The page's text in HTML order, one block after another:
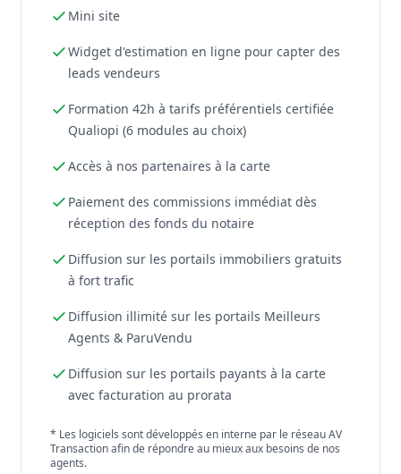
Mini site
Widget d'estimation en ligne pour capter des
leads vendeurs
Formation 42h à tarifs préférentiels certifiée
Qualiopi (6 modules au choix)
Accès à nos partenaires à la carte
Paiement des commissions immédiat dès
réception des fonds du notaire
Diffusion sur les portails immobiliers gratuits
à fort trafic
Diffusion illimité sur les portails Meilleurs
Agents & ParuVendu
Diffusion sur les portails payants à la carte
avec facturation au prorata
* Les logiciels sont développés en interne par le réseau AV
Transaction afin de répondre au mieux aux besoins de nos
agents.